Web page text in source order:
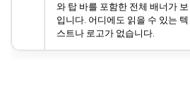
와 탑 바를 포함한 전체 배너가 보
입니다. 어디에도 읽을 수 있는 텍
스트나 로고가 없습니다.